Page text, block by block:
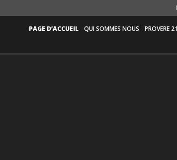
PAGE D’ACCUEIL QUI SOMMES NOUS PROVERE